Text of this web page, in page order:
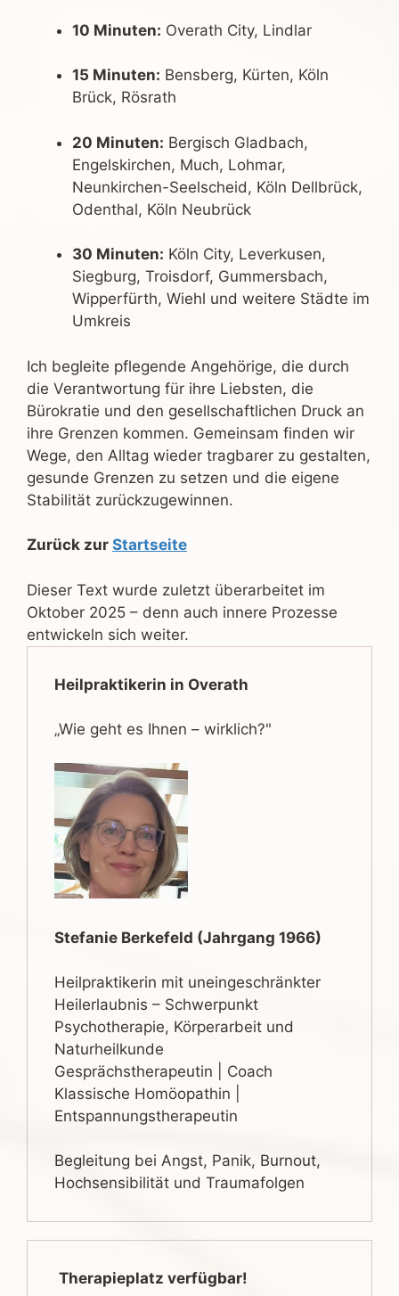
10 Minuten: Overath City, Lindlar
15 Minuten: Bensberg, Kürten, Köln
Brück, Rösrath
20 Minuten: Bergisch Gladbach,
Engelskirchen, Much, Lohmar,
Neunkirchen-Seelscheid, Köln Dellbrück,
Odenthal, Köln Neubrück
30 Minuten: Köln City, Leverkusen,
Siegburg, Troisdorf, Gummersbach,
Wipperfürth, Wiehl und weitere Städte im
Umkreis
Ich begleite pflegende Angehörige, die durch
die Verantwortung für ihre Liebsten, die
Bürokratie und den gesellschaftlichen Druck an
ihre Grenzen kommen. Gemeinsam finden wir
Wege, den Alltag wieder tragbarer zu gestalten,
gesunde Grenzen zu setzen und die eigene
Stabilität zurückzugewinnen.
Zurück zur Startseite
Dieser Text wurde zuletzt überarbeitet im
Oktober 2025 – denn auch innere Prozesse
entwickeln sich weiter.
Heilpraktikerin in Overath
„Wie geht es Ihnen – wirklich?"
Stefanie Berkefeld (Jahrgang 1966)
Heilpraktikerin mit uneingeschränkter
Heilerlaubnis – Schwerpunkt
Psychotherapie, Körperarbeit und
Naturheilkunde
Gesprächstherapeutin | Coach
Klassische Homöopathin |
Entspannungstherapeutin
Begleitung bei Angst, Panik, Burnout,
Hochsensibilität und Traumafolgen
Therapieplatz verfügbar!